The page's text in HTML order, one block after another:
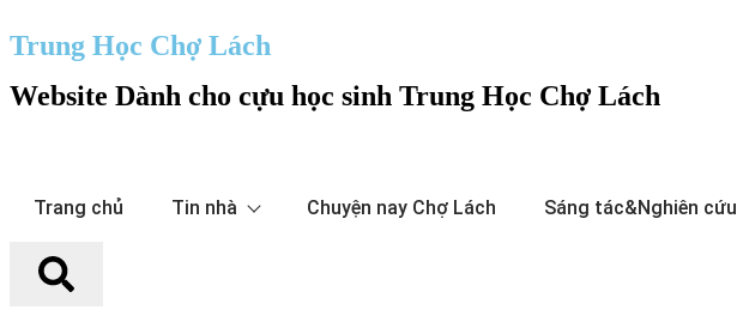
Trung Học Chợ Lách
Website Dành cho cựu học sinh Trung Học Chợ Lách
Trang chủ Tin nhà Chuyện nay Chợ Lách Sáng tác&Nghiên cứu